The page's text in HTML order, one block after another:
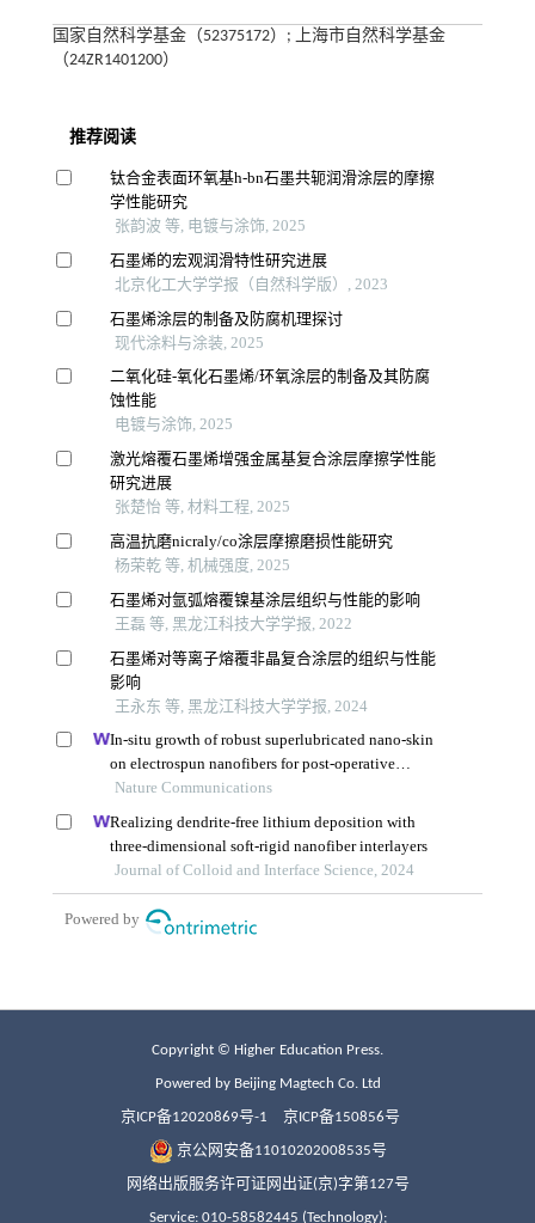
国家自然科学基金（52375172）; 上海市自然科学基金
（24ZR1401200）
Copyright © Higher Education Press.
Powered by Beijing Magtech Co. Ltd
京ICP备12020869号-1 京ICP备150856号
京公网安备11010202008535号
网络出版服务许可证网出证(京)字第127号
Service: 010-58582445 (Technology);